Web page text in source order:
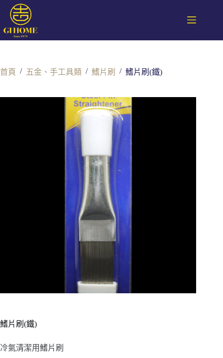
首頁 / 五金、手工具類 / 鰭片刷 / 鰭片刷(鐵)
鰭片刷(鐵)
冷氣清潔用鰭片刷